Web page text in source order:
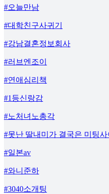
#오늘만남
#대학친구사귀기
#강남결혼정보회사
#러브엔조이
#연애심리책
#1등신랑감
#노처녀노총각
#못난 딸내미가 결국은 미팅
#일본av
#와니준하
#3040소개팅